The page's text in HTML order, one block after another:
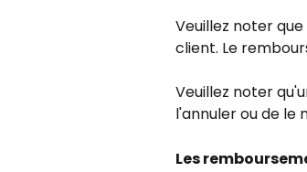
Veuillez noter
client. Le
Veuillez noter
l'annuler ou de le
Les